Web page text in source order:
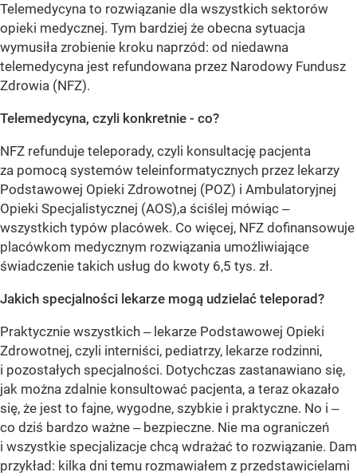
Telemedycyna to rozwiązanie dla wszystkich sektorów
opieki medycznej. Tym bardziej że obecna sytuacja
wymusiła zrobienie kroku naprzód: od niedawna
telemedycyna jest refundowana przez Narodowy Fundusz
Zdrowia (NFZ).
Telemedycyna, czyli konkretnie - co?
NFZ refunduje teleporady, czyli konsultację pacjenta
za pomocą systemów teleinformatycznych przez lekarzy
Podstawowej Opieki Zdrowotnej (POZ) i Ambulatoryjnej
Opieki Specjalistycznej (AOS),a ściślej mówiąc ‒
wszystkich typów placówek. Co więcej, NFZ dofinansowuje
placówkom medycznym rozwiązania umożliwiające
świadczenie takich usług do kwoty 6,5 tys. zł.
Jakich specjalności lekarze mogą udzielać teleporad?
Praktycznie wszystkich ‒ lekarze Podstawowej Opieki
Zdrowotnej, czyli interniści, pediatrzy, lekarze rodzinni,
i pozostałych specjalności. Dotychczas zastanawiano się,
jak można zdalnie konsultować pacjenta, a teraz okazało
się, że jest to fajne, wygodne, szybkie i praktyczne. No i ‒
co dziś bardzo ważne ‒ bezpieczne. Nie ma ograniczeń
i wszystkie specjalizacje chcą wdrażać to rozwiązanie. Dam
przykład: kilka dni temu rozmawiałem z przedstawicielami